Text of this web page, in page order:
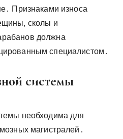
Признаками износа
сколы и
должна
специалистом․
системы
необходима для
магистралей․